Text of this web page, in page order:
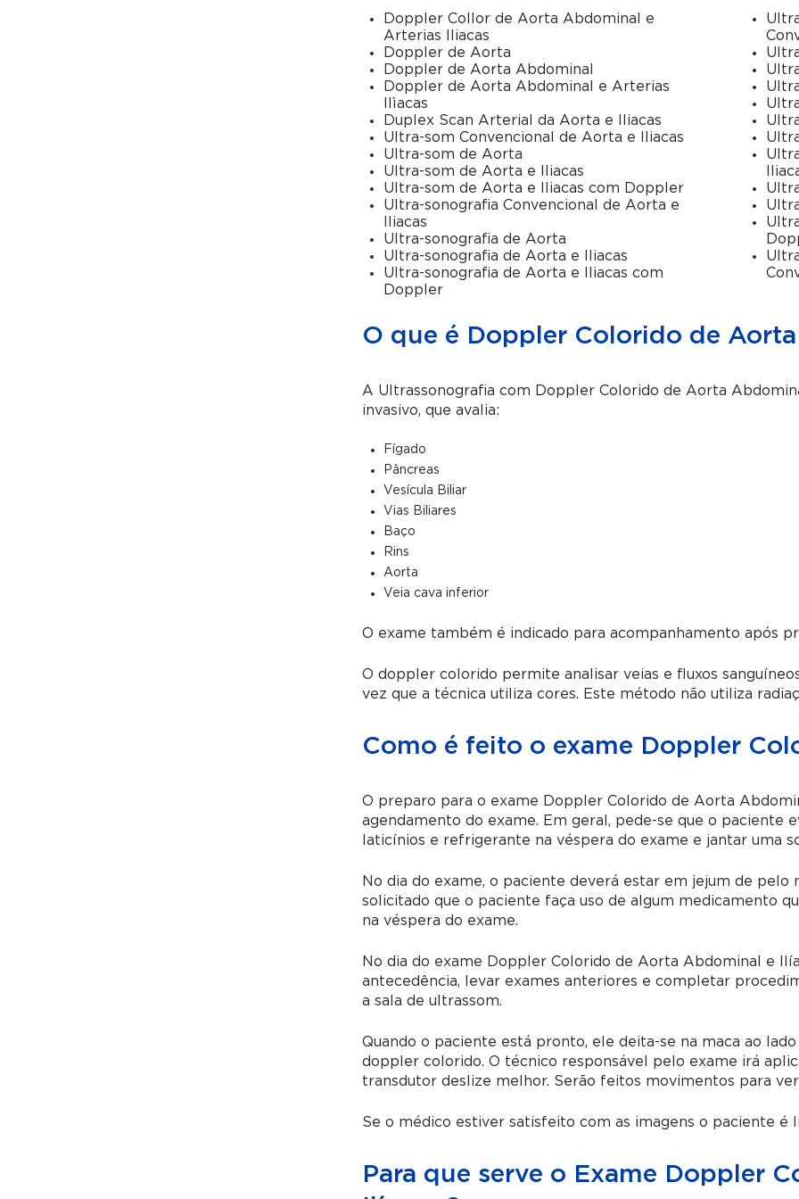
Doppler Collor de Aorta Abdominal e
Arterias Iliacas
Doppler de Aorta
Doppler de Aorta Abdominal
Doppler de Aorta Abdominal e Arterias
Ilìacas
Duplex Scan Arterial da Aorta e Iliacas
Ultra-som Convencional de Aorta e Iliacas
Ultra-som de Aorta
Ultra-som de Aorta e Iliacas
Ultra-som de Aorta e Iliacas com Doppler
Ultra-sonografia Convencional de Aorta e
Iliacas
Ultra-sonografia de Aorta
Ultra-sonografia de Aorta e Iliacas
Ultra-sonografia de Aorta e Iliacas com
Doppler
O que é Doppler Colorido de Aorta
A Ultrassonografia com Doppler Colorido de Aorta
invasivo, que avalia:
Fígado
Pâncreas
Vesícula Biliar
Vias Biliares
Baço
Rins
Aorta
Veia cava inferior
O exame também é indicado para acompanhamento após
O doppler colorido permite analisar veias e fluxos
vez que a técnica utiliza cores. Este método não utiliza
Como é feito o exame Doppler
O preparo para o exame Doppler Colorido de Aorta
agendamento do exame. Em geral, pede-se que o paciente
laticínios e refrigerante na véspera do exame e jantar uma
No dia do exame, o paciente deverá estar em jejum de pelo
solicitado que o paciente faça uso de algum medicamento
na véspera do exame.
No dia do exame Doppler Colorido de Aorta Abdominal e
antecedência, levar exames anteriores e completar
a sala de ultrassom.
Quando o paciente está pronto, ele deita-se na maca ao
doppler colorido. O técnico responsável pelo exame irá
transdutor deslize melhor. Serão feitos movimentos para
Se o médico estiver satisfeito com as imagens o paciente é
Para que serve o Exame Doppler